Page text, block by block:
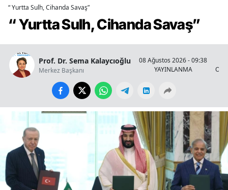
“ Yurtta Sulh, Cihanda Savaş”
“ Yurtta Sulh, Cihanda Savaş”
Prof. Dr. Sema Kalaycıoğlu
Merkez Başkanı
08 Ağustos 2026 - 09:38
YAYINLANMA